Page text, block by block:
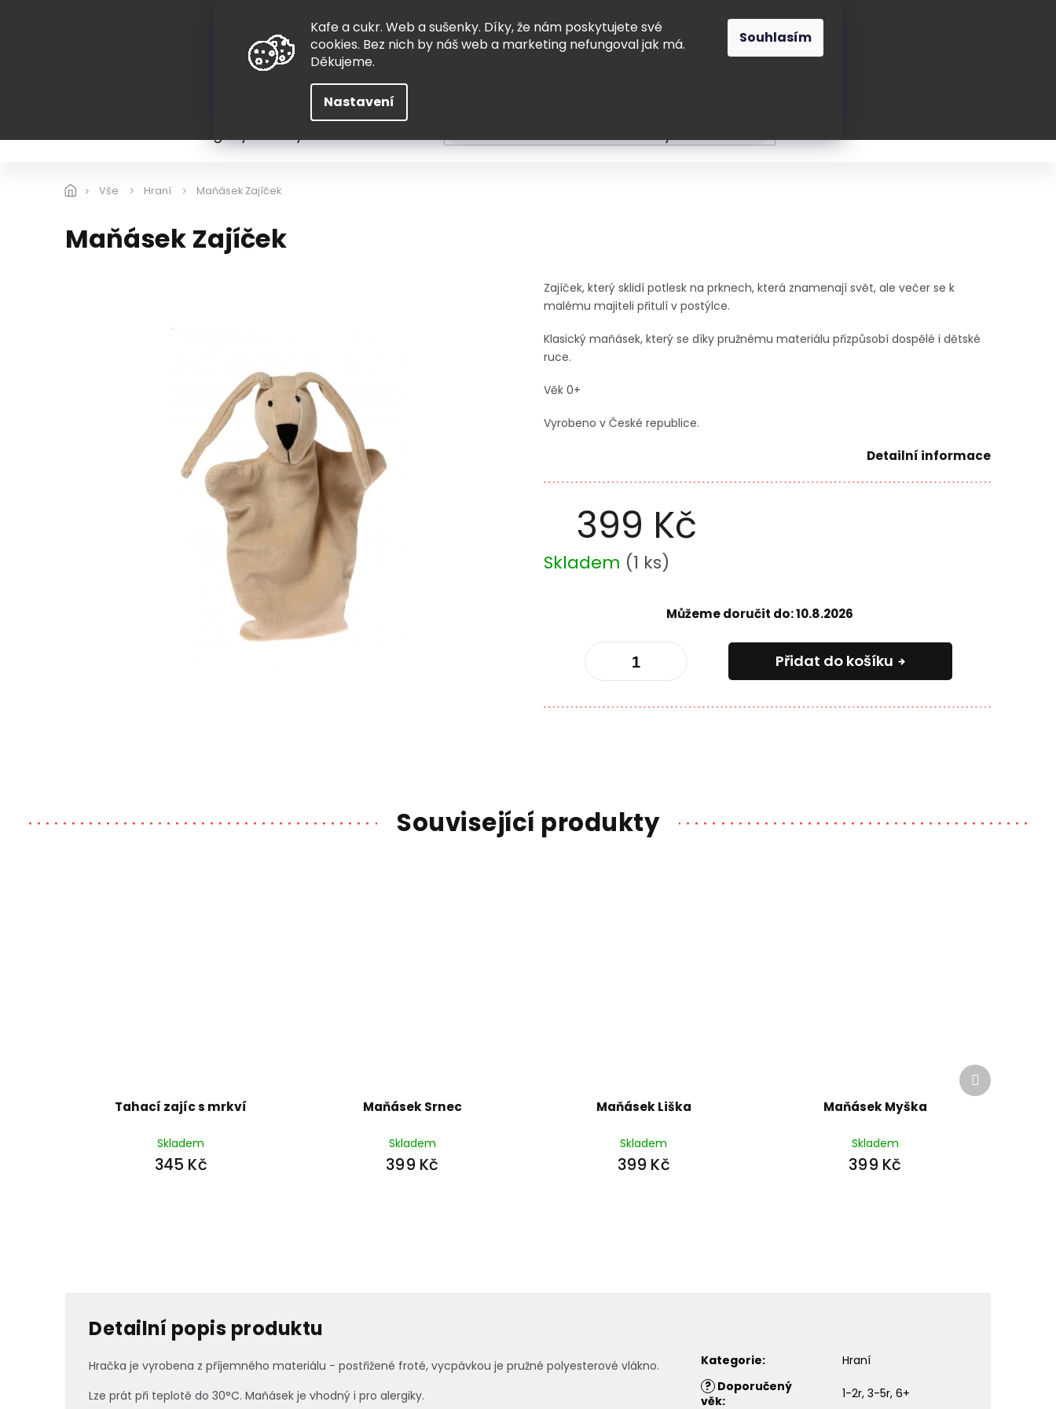
Kafe a cukr. Web a sušenky. Díky, že nám poskytujete své
cookies. Bez nich by náš web a marketing nefungoval jak má.
Děkujeme.
Nastavení
Souhlasím
Vše Hraní Maňásek Zajíček
Maňásek Zajíček
399 Kč
Měrná
cena:
Skladem (1 ks)
Můžeme doručit do:10.8.2026
Přidat do košíku
Zajíček, který sklidí potlesk na prknech, která znamenají svět, ale večer se k
malému majiteli přitulí v postýlce.
Klasický maňásek, který se díky pružnému materiálu přizpůsobí dospělé i dětské
ruce.
Věk 0+
Vyrobeno v České republice.
Detailní informace
Související produkty
Tahací zajíc s mrkví
Skladem
345 Kč
Maňásek Srnec
Skladem
399 Kč
Maňásek Liška
Skladem
399 Kč
Maňásek Myška
Skladem
399 Kč
Další
produkt
Detailní popis produktu
Hračka je vyrobena z příjemného materiálu - postřižené froté, vycpávkou je pružné polyesterové vlákno.
Lze prát při teplotě do 30°C. Maňásek je vhodný i pro alergiky.
Kategorie:
Hraní
? Doporučený
věk: 1-2r, 3-5r, 6+